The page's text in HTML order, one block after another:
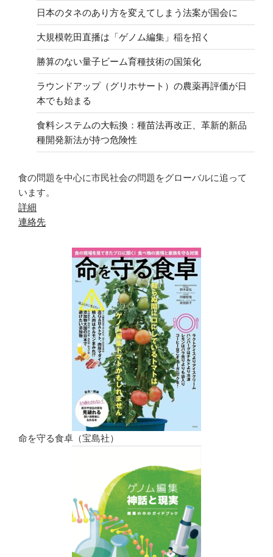
日本のタネのあり方を変えてしまう法案が国会に
大規模乾田直播は「ゲノム編集」稲を招く
勝算のない量子ビーム育種技術の国策化
ラウンドアップ（グリホサート）の農薬再評価が日
本でも始まる
食料システムの大転換：種苗法再改正、革新的新品
種開発新法が持つ危険性
食の問題を中心に市民社会の問題をグローバルに追って
います。
詳細
連絡先
命を守る食卓（宝島社）